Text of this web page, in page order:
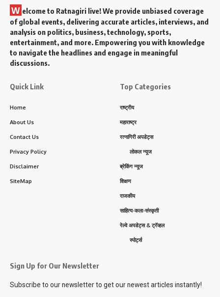
W elcome to Ratnagiri live! We provide unbiased coverage
of global events, delivering accurate articles, interviews, and
analysis on politics, business, technology, sports,
entertainment, and more. Empowering you with knowledge
to navigate the headlines and engage in meaningful
discussions.
Quick Link
Home
About Us
Contact Us
Privacy Policy
Disclaimer
SiteMap
Top Categories
राष्ट्रीय
महाराष्ट्र
रत्नागिरी अपडेट्स
लोकल न्यूज
ब्रेकिंग न्यूज
शिक्षण
राजकीय
साहित्य-कला-संस्कृती
रेल्वे अपडेट्स & ट्रॅव्हल
स्पोर्ट्स
Sign Up for Our Newsletter
Subscribe to our newsletter to get our newest articles instantly!